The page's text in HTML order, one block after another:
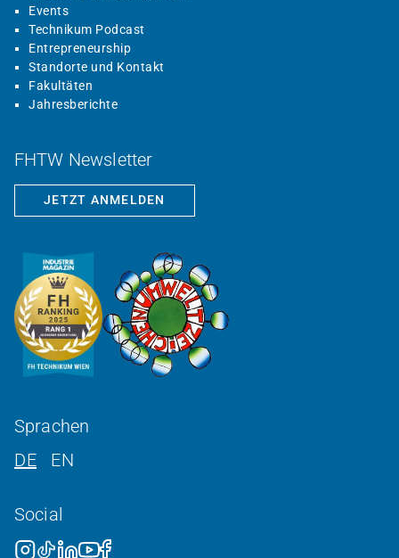
Events
Technikum Podcast
Entrepreneurship
Standorte und Kontakt
Fakultäten
Jahresberichte
FHTW Newsletter
JETZT ANMELDEN
Sprachen
DE
EN
Social